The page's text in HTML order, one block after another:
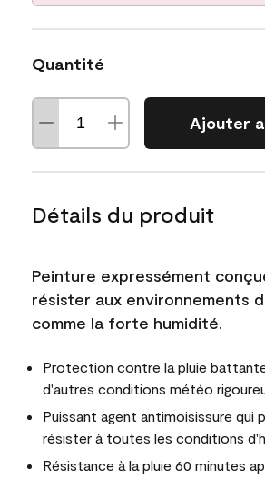
Quantité
Ajouter
Détails du produit
Peinture expressément
résister aux environnements
comme la forte humidité.
Protection contre la pluie
d'autres conditions météo
Puissant agent antimoisissure qui
résister à toutes les conditions
Résistance à la pluie 60 minutes